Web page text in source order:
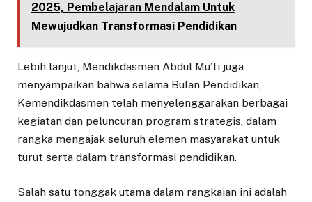
2025, Pembelajaran Mendalam Untuk
Mewujudkan Transformasi Pendidikan
Lebih lanjut, Mendikdasmen Abdul Mu’ti juga
menyampaikan bahwa selama Bulan Pendidikan,
Kemendikdasmen telah menyelenggarakan berbagai
kegiatan dan peluncuran program strategis, dalam
rangka mengajak seluruh elemen masyarakat untuk
turut serta dalam transformasi pendidikan.
Salah satu tonggak utama dalam rangkaian ini adalah